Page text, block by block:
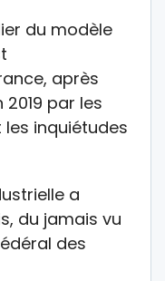
du modèle
après
par les
inquiétudes
a
du jamais vu
des